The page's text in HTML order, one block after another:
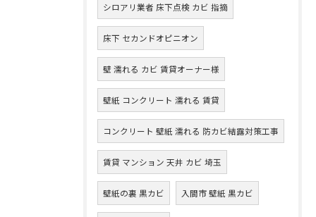
シロアリ業者 床下点検 カビ 指摘
床下 セカンドオピニオン
壁 濡れる カビ 賃貸オーナー様
壁紙 コンクリート 濡れる 賃貸
コンクリート 壁紙 濡れる 防カビ結露対策工事
賃貸 マンション 天井 カビ 埼玉
壁紙の裏 黒カビ 入間市 壁紙 黒カビ